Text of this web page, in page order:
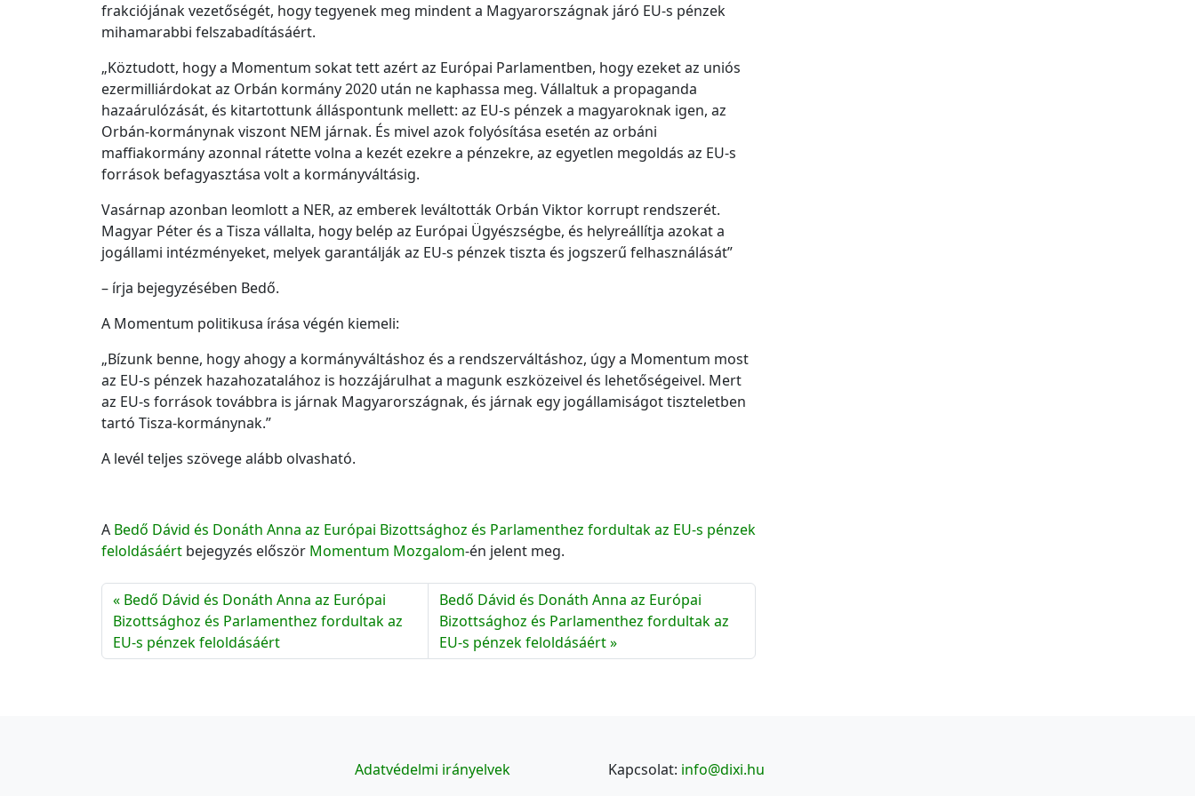
frakciójának vezetőségét, hogy tegyenek meg mindent a Magyarországnak járó EU-s pénzek
mihamarabbi felszabadításáért.
„Köztudott, hogy a Momentum sokat tett azért az Európai Parlamentben, hogy ezeket az uniós
ezermilliárdokat az Orbán kormány 2020 után ne kaphassa meg. Vállaltuk a propaganda
hazaárulózását, és kitartottunk álláspontunk mellett: az EU-s pénzek a magyaroknak igen, az
Orbán-kormánynak viszont NEM járnak. És mivel azok folyósítása esetén az orbáni
maffiakormány azonnal rátette volna a kezét ezekre a pénzekre, az egyetlen megoldás az EU-s
források befagyasztása volt a kormányváltásig.
Vasárnap azonban leomlott a NER, az emberek leváltották Orbán Viktor korrupt rendszerét.
Magyar Péter és a Tisza vállalta, hogy belép az Európai Ügyészségbe, és helyreállítja azokat a
jogállami intézményeket, melyek garantálják az EU-s pénzek tiszta és jogszerű felhasználását”
– írja bejegyzésében Bedő.
A Momentum politikusa írása végén kiemeli:
„Bízunk benne, hogy ahogy a kormányváltáshoz és a rendszerváltáshoz, úgy a Momentum most
az EU-s pénzek hazahozatalához is hozzájárulhat a magunk eszközeivel és lehetőségeivel. Mert
az EU-s források továbbra is járnak Magyarországnak, és járnak egy jogállamiságot tiszteletben
tartó Tisza-kormánynak.”
A levél teljes szövege alább olvasható.
A Bedő Dávid és Donáth Anna az Európai Bizottsághoz és Parlamenthez fordultak az EU-s pénzek
feloldásáért bejegyzés először Momentum Mozgalom-én jelent meg.
Bedő Dávid és Donáth Anna az Európai
Bizottsághoz és Parlamenthez fordultak az
EU-s pénzek feloldásáért
Bedő Dávid és Donáth Anna az Európai
Bizottsághoz és Parlamenthez fordultak az
EU-s pénzek feloldásáért
Adatvédelmi irányelvek Kapcsolat: info@dixi.hu